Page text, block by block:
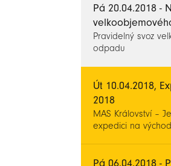
Pá 20.04.2018 -
Pravidelný svoz
odpadu
Út 10.04.2018,
2018
MAS Království –
expedici na
Pá 06.04.2018 -